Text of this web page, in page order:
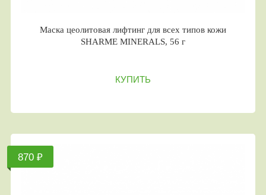
Маска цеолитовая лифтинг для всех типов кожи
SHARME MINERALS, 56 г
КУПИТЬ
870 ₽